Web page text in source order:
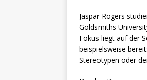
Jaspar Rogers
Goldsmiths
Fokus liegt auf der
beispielsweise
Stereotypen oder